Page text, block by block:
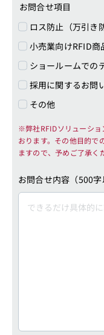
小売業向けRFID
ショールームでの
採用に関するお問
その他
※弊社RFIDソリューショ
おります。その他目的で
お問合せ内容（500
お問い合わせフォームを